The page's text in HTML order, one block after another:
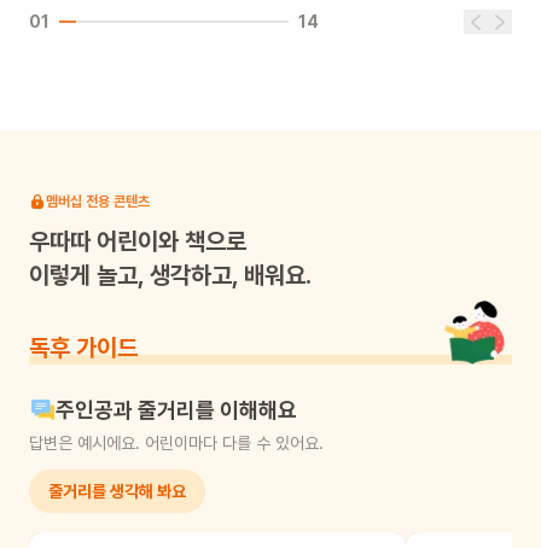
01 14
멤버십 전용 콘텐츠
우따따어린이와 책으로
이렇게 놀고, 생각하고, 배워요.
독후 가이드
주인공과 줄거리를 이해해요
답변은 예시에요. 어린이마다 다를 수 있어요.
줄거리를 생각해 봐요